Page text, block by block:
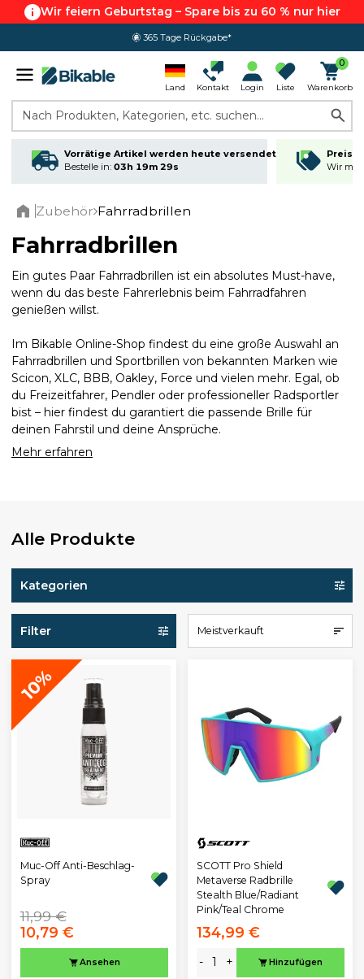
Wir feiern Geburtstag – Spare bis zu 60 % nur hier
365 Tage Rückgabe*
4.8 von 5.0
Land Kontakt Login Liste
0
Warenkorb
Nach Produkten, Kategorien, etc. suchen...
Vorrätige Artikel werden heute versendet
Bestelle in: 03h 19m 28s
Wir
Zubehör Fahrradbrillen
Fahrradbrillen
Ein gutes Paar Fahrradbrillen ist ein absolutes Must-have,
wenn du das beste Fahrerlebnis beim Fahrradfahren
genießen willst.
Im Bikable Online-Shop findest du eine große Auswahl an
Fahrradbrillen und Sportbrillen von bekannten Marken wie
Scicon, XLC, BBB, Oakley, Force und vielen mehr. Egal, ob
du Freizeitfahrer, Pendler oder professioneller Radsportler
bist – hier findest du garantiert die passende Brille für
deinen Fahrstil und deine Ansprüche.
Mehr erfahren
Alle Produkte
Kategorien
Filter Meistverkauft
10%
Muc-Off Anti-Beschlag-
Spray
11,99 €
10,79 €
Ansehen
SCOTT Pro Shield
Metaverse Radbrille
Stealth Blue/Radiant
Pink/Teal Chrome
134,99 €
- + Hinzufügen